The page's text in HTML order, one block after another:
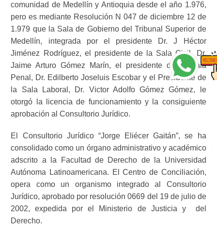
comunidad de Medellín y Antioquia desde el año 1.976,
pero es mediante Resolución N 047 de diciembre 12 de
1.979 que la Sala de Gobierno del Tribunal Superior de
Medellín, integrada por el presidente Dr. J Héctor
Jiménez Rodríguez, el presidente de la Sala Civil, Dr.
Jaime Arturo Gómez Marín, el presidente de la Sala
Penal, Dr. Edilberto Joseluis Escobar y el Presidente de
la Sala Laboral, Dr. Victor Adolfo Gómez Gómez, le
otorgó la licencia de funcionamiento y la consiguiente
aprobación al Consultorio Jurídico.
El Consultorio Jurídico “Jorge Eliécer Gaitán”, se ha
consolidado como un órgano administrativo y académico
adscrito a la Facultad de Derecho de la Universidad
Autónoma Latinoamericana. El Centro de Conciliación,
opera como un organismo integrado al Consultorio
Jurídico, aprobado por resolución 0669 del 19 de julio de
2002, expedida por el Ministerio de Justicia y del
Derecho.